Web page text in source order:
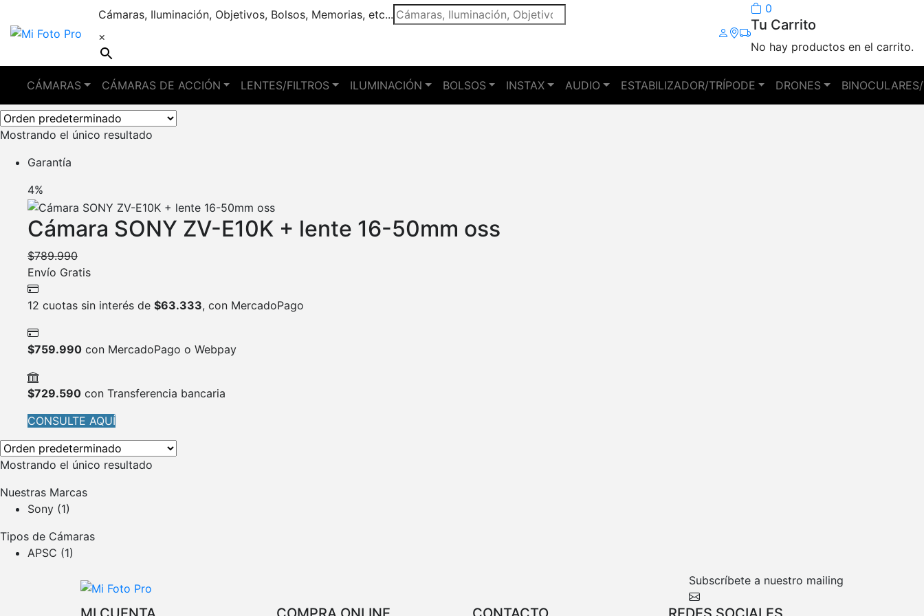
Cámaras, Iluminación, Objetivos, Bolsos, Memorias, etc...
×
0
Tu Carrito
No hay productos en el carrito.
CÁMARAS CÁMARAS DE ACCIÓN LENTES/FILTROS ILUMINACIÓN BOLSOS INSTAX AUDIO ESTABILIZADOR/TRÍPODE DRONES
vlogs
Mostrando el único resultado
Garantía
4%
Cámara SONY ZV-E10K + lente 16-50mm oss
$789.990
Envío Gratis
12 cuotas sin interés de $63.333, con MercadoPago
$759.990 con MercadoPago o Webpay
$729.590 con Transferencia bancaria
CONSULTE AQUÍ
Mostrando el único resultado
Nuestras Marcas
Sony (1)
Tipos de Cámaras
APSC (1)
Subscríbete a nuestro mailing